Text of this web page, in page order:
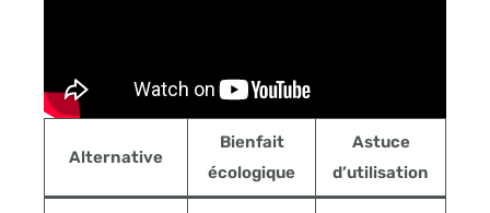
Alternative
Bienfait
écologique
Astuce
d’utilisation